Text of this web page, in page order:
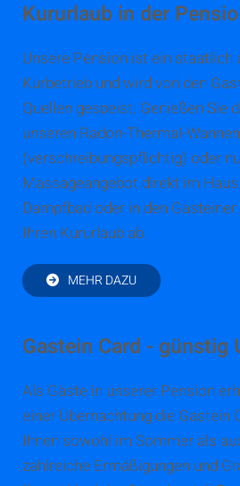
Kururlaub in der
Unsere Pension ist ein staatlich
Kurbetrieb und wird von den
Quellen gespeist. Genießen Sie
unseren Radon-Thermal-
(verschreibungspflichtig) oder
Massageangebot direkt im
Dampfbad oder in den
Ihren Kururlaub ab.
MEHR DAZU
Gastein Card - günstig
Als Gäste in unserer Pension
einer Übernachtung die Gastein
Ihnen sowohl im Sommer als
zahlreiche Ermäßigungen und